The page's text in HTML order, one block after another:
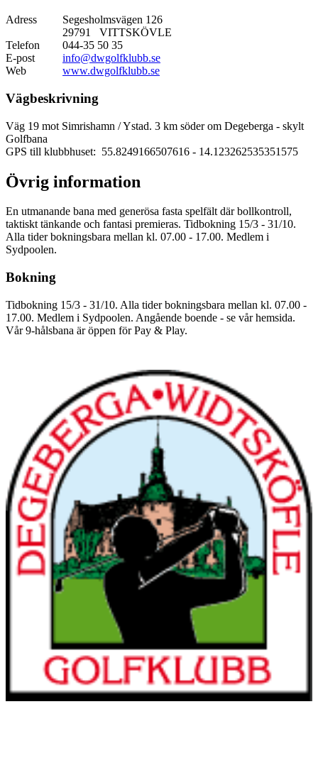
Adress
Segesholmsvägen 126
29791 VITTSKÖVLE
Telefon
044-35 50 35
E-post
info@dwgolfklubb.se
Web
www.dwgolfklubb.se
Vägbeskrivning
Väg 19 mot Simrishamn / Ystad. 3 km söder om Degeberga - skylt
Golfbana
GPS till klubbhuset: 55.8249166507616 - 14.123262535351575
Övrig information
En utmanande bana med generösa fasta spelfält där bollkontroll,
taktiskt tänkande och fantasi premieras. Tidbokning 15/3 - 31/10.
Alla tider bokningsbara mellan kl. 07.00 - 17.00. Medlem i
Sydpoolen.
Bokning
Tidbokning 15/3 - 31/10. Alla tider bokningsbara mellan kl. 07.00 -
17.00. Medlem i Sydpoolen. Angående boende - se vår hemsida.
Vår 9-hålsbana är öppen för Pay & Play.